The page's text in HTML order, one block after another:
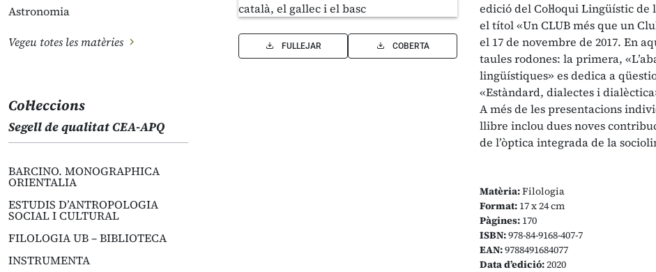
Astronomia
Vegeu totes les matèries
Col·leccions
Segell de qualitat CEA-APQ
BARCINO. MONOGRAPHICA
ORIENTALIA
ESTUDIS D’ANTROPOLOGIA
SOCIAL I CULTURAL
FILOLOGIA UB – BIBLIOTECA
INSTRUMENTA
FULLEJAR COBERTA
edició del Col·loqui Lingüístic
el títol «Un CLUB més que un
el 17 de novembre de 2017. En
taules rodones: la primera,
lingüístiques» es dedica a
«Estàndard, dialectes i
A més de les presentacions
llibre inclou dues noves
de l’òptica integrada de la
Matèria:Filologia
Format: 17 x 24 cm
Pàgines: 170
ISBN:978-84-9168-407-7
EAN:9788491684077
Data d’edició:2020